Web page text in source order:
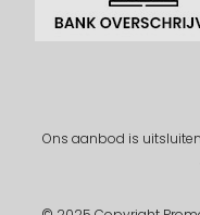
Ons aanbod is